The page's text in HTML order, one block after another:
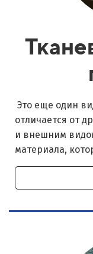
Это еще один
отличается от
и внешним
материала,